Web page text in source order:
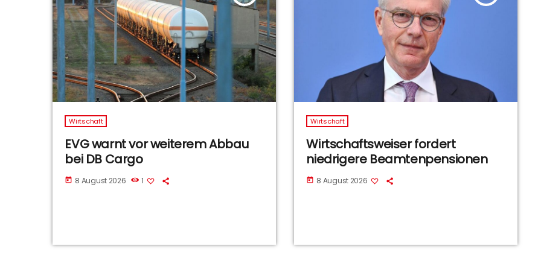
Wirtschaft
EVG warnt vor weiterem Abbau
bei DB Cargo
today 8 August 2026 1
Wirtschaft
Wirtschaftsweiser fordert
niedrigere Beamtenpensionen
today 8 August 2026